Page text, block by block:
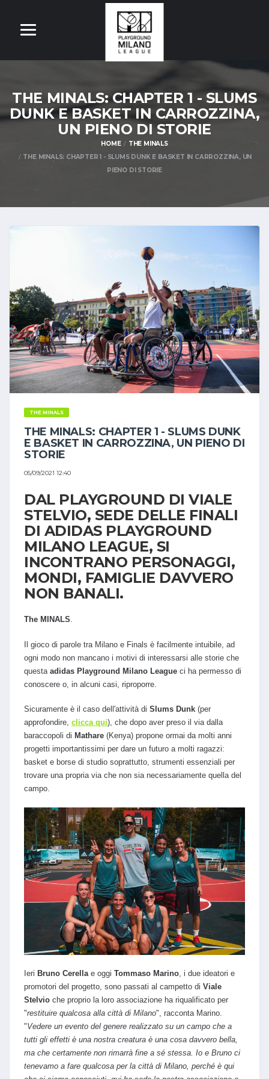
THE MINALS: CHAPTER 1 - SLUMS
DUNK E BASKET IN CARROZZINA,
UN PIENO DI STORIE
HOME
THE MINALS
THE MINALS: CHAPTER 1 - SLUMS DUNK E BASKET IN CARROZZINA, UN
PIENO DI STORIE
THE MINALS
THE MINALS: CHAPTER 1 - SLUMS DUNK
E BASKET IN CARROZZINA, UN PIENO DI
STORIE
05/09/2021 12:40
DAL PLAYGROUND DI VIALE
STELVIO, SEDE DELLE FINALI
DI ADIDAS PLAYGROUND
MILANO LEAGUE, SI
INCONTRANO PERSONAGGI,
MONDI, FAMIGLIE DAVVERO
NON BANALI.
The MINALS.
Il gioco di parole tra Milano e Finals è facilmente intuibile, ad
ogni modo non mancano i motivi di interessarsi alle storie che
questa adidas Playground Milano League ci ha permesso di
conoscere o, in alcuni casi, riproporre.
Sicuramente è il caso dell'attività di Slums Dunk (per
approfondire, clicca qui), che dopo aver preso il via dalla
baraccopoli di Mathare (Kenya) propone ormai da molti anni
progetti importantissimi per dare un futuro a molti ragazzi:
basket e borse di studio soprattutto, strumenti essenziali per
trovare una propria via che non sia necessariamente quella del
campo.
Ieri Bruno Cerella e oggi Tommaso Marino , i due ideatori e
promotori del progetto, sono passati al campetto di Viale
Stelvio che proprio la loro associazione ha riqualificato per
"restituire qualcosa alla città di Milano", racconta Marino.
"Vedere un evento del genere realizzato su un campo che a
tutti gli effetti è una nostra creatura è una cosa davvero bella,
ma che certamente non rimarrà fine a sé stessa. Io e Bruno ci
tenevamo a fare qualcosa per la città di Milano, perché è qui